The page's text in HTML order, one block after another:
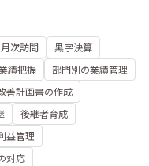
月次訪問
黒字決算
績把握
部門別の業績管理
善計画書の作成
後継者育成
益管理
対応